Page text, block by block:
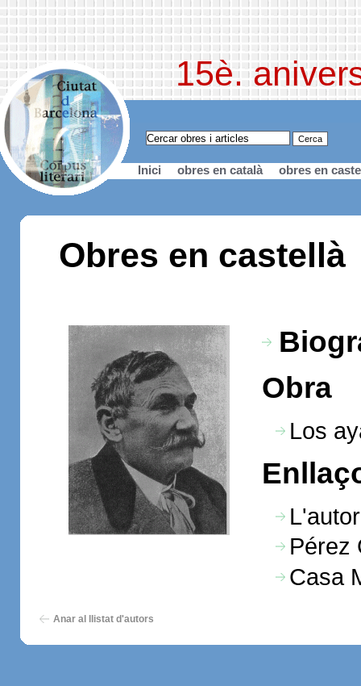
15è.
Inici obres en català obres en
Obres en castellà
Obra
Los
Pérez
Casa
Anar al llistat d'autors